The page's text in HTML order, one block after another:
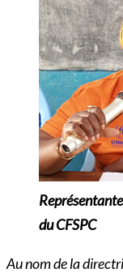
du CFSPC
Au nom de la